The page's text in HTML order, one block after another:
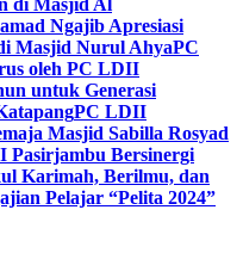
di Masjid Al
Ngajib Apresiasi
Masjid Nurul AhyaPC
oleh PC LDII
untuk Generasi
PC LDII
Masjid Sabilla Rosyad
Pasirjambu Bersinergi
Karimah, Berilmu, dan
Pelajar “Pelita 2024”